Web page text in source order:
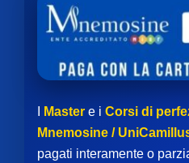
Master e i Corsi di
Mnemosine /
pagati interamente o